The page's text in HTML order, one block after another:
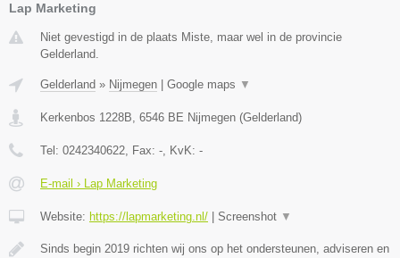
Lap Marketing
Niet gevestigd in de plaats Miste, maar wel in de provincie
Gelderland.
Gelderland » Nijmegen Google maps ▼
Kerkenbos 1228B, 6546 BE Nijmegen (Gelderland)
Tel: 0242340622, Fax: -, KvK: -
E-mail › Lap Marketing
Website: https://lapmarketing.nl/ Screenshot ▼
Sinds begin 2019 richten wij ons op het ondersteunen, adviseren en